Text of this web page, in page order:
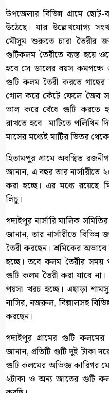
উপজেলার বিভিন্ন গ্রামে ছোট-
উঠেছে। যার উল্লেখযোগ্য
মৌসুম শুরুতে চারা তৈরীর
গুটিকলম তৈরীতে ব্যস্ত হয়ে
হবে সে ডালের বয়স
গুটি কলম তৈরী করতে গাছের
গোল করে কেঁটে ফেলে জৈব
ভাল করে বেঁধে গুটি করতে
রাখতে হবে। মাটিতে পলিথিন
মাসের মধ্যেই মাটির ভিতর
হিতামপুর গ্রামে অবস্থিত
জানান, এ বছর তার নার্সারীতে
করা হচ্ছে। এর মধ্যে রয়েছে
লিচু।
গদাইপুর নার্সারি মালিক
জানান, তার নার্সারীতে
তৈরী করছেন। শ্রমিকের
হচ্ছে। তবে কলম তৈরীর
গুটি কলম তৈরী করা যাবে
পয়সা খরচ হচ্ছে। এছাড়া
নাসির, নজরুল, বিল্লালসহ
করছেন।
গদাইপুর গ্রামের গুটি
জানান, প্রতিটি গুটি দুই টাকা
গুটি কলমের অভিজ্ঞ কারিগর
২টাকা ও অন্য জাতের গুটি